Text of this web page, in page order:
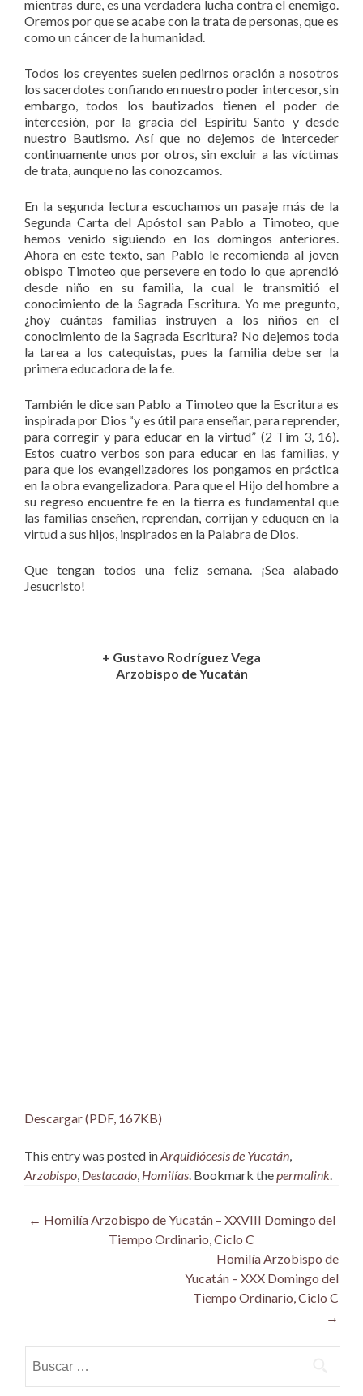
mientras dure, es una verdadera lucha contra el enemigo.
Oremos por que se acabe con la trata de personas, que es
como un cáncer de la humanidad.
Todos los creyentes suelen pedirnos oración a nosotros
los sacerdotes confiando en nuestro poder intercesor, sin
embargo, todos los bautizados tienen el poder de
intercesión, por la gracia del Espíritu Santo y desde
nuestro Bautismo. Así que no dejemos de interceder
continuamente unos por otros, sin excluir a las víctimas
de trata, aunque no las conozcamos.
En la segunda lectura escuchamos un pasaje más de la
Segunda Carta del Apóstol san Pablo a Timoteo, que
hemos venido siguiendo en los domingos anteriores.
Ahora en este texto, san Pablo le recomienda al joven
obispo Timoteo que persevere en todo lo que aprendió
desde niño en su familia, la cual le transmitió el
conocimiento de la Sagrada Escritura. Yo me pregunto,
¿hoy cuántas familias instruyen a los niños en el
conocimiento de la Sagrada Escritura? No dejemos toda
la tarea a los catequistas, pues la familia debe ser la
primera educadora de la fe.
También le dice san Pablo a Timoteo que la Escritura es
inspirada por Dios “y es útil para enseñar, para reprender,
para corregir y para educar en la virtud” (2 Tim 3, 16).
Estos cuatro verbos son para educar en las familias, y
para que los evangelizadores los pongamos en práctica
en la obra evangelizadora. Para que el Hijo del hombre a
su regreso encuentre fe en la tierra es fundamental que
las familias enseñen, reprendan, corrijan y eduquen en la
virtud a sus hijos, inspirados en la Palabra de Dios.
Que tengan todos una feliz semana. ¡Sea alabado
Jesucristo!
+ Gustavo Rodríguez Vega
Arzobispo de Yucatán
Descargar (PDF, 167KB)
This entry was posted inArquidiócesis de Yucatán
Arzobispo Destacado Homilías . Bookmark the permalink
Post
navigation
← Homilía Arzobispo de Yucatán – XXVIII Domingo del
Tiempo Ordinario, Ciclo C
Homilía Arzobispo de
Yucatán – XXX Domingo del
Tiempo Ordinario, Ciclo C
→